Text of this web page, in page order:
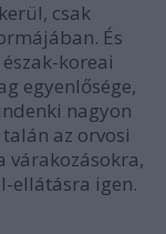
csak
És
koreai
egyenlősége,
nagyon
az orvosi
várakozásokra,
ellátásra igen.